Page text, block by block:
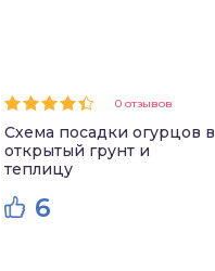
0 отзывов
Схема посадки огурцов в
открытый грунт и
теплицу
6